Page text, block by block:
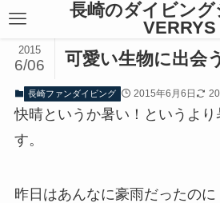
長崎のダイビン
VERRYS
可愛い生物に出会う
2015
6/06
長崎ファンダイビング 2015年6月6日
快晴というか暑い！というよ
す。
昨日はあんなに豪雨だったの